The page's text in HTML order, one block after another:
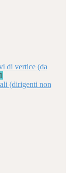
di vertice (da
1
(dirigenti non